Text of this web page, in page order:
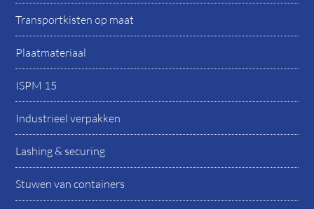
Transportkisten op maat
Plaatmateriaal
ISPM 15
Industrieel verpakken
Lashing & securing
Stuwen van containers